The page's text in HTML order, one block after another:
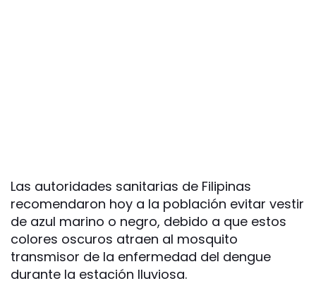
Las autoridades sanitarias de Filipinas
recomendaron hoy a la población evitar vestir
de azul marino o negro, debido a que estos
colores oscuros atraen al mosquito
transmisor de la enfermedad del dengue
durante la estación lluviosa.